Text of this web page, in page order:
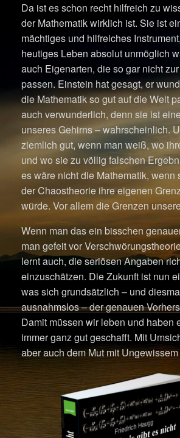
Da ist es schon recht hilfreich zu
der Mathematik wirklich ist. Sie ist
mächtiges und hilfreiches
heutiges Leben absolut unmöglich
auch Eigenarten, die so gar nicht
passen. Einstein hat gesagt, er
die Mathematik so gut auf die Welt
auch verwunderlich, denn sie ist
unseres Gehirns – wahrscheinlich.
ziemlich gut, wenn man weiß, wo
und wo sie zu völlig falschen
es wäre nicht die Mathematik, wenn
der Chaostheorie ihre eigenen
würde. Vor allem die Grenzen
Wenn man das ein bisschen
man gefeit vor
lernt auch, die seriösen Angaben
einzuschätzen. Die Zukunft ist nun
was sich grundsätzlich – und
ausnahmslos – der genauen
Damit müssen wir leben und haben
immer ganz gut geschafft. Mit
aber auch dem Mut mit